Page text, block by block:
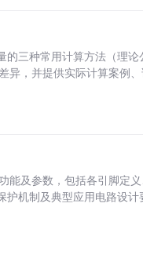
的三种常用计算方法（理
异，并提供实际计算案例
能及参数，包括各引脚定
护机制及典型应用电路设